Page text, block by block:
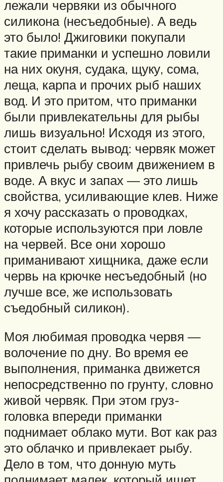
лежали червяки из обычного
силикона (несъедобные). А ведь
это было! Джиговики покупали
такие приманки и успешно ловили
на них окуня, судака, щуку, сома,
леща, карпа и прочих рыб наших
вод. И это притом, что приманки
были привлекательны для рыбы
лишь визуально! Исходя из этого,
стоит сделать вывод: червяк может
привлечь рыбу своим движением в
воде. А вкус и запах — это лишь
свойства, усиливающие клев. Ниже
я хочу рассказать о проводках,
которые используются при ловле
на червей. Все они хорошо
приманивают хищника, даже если
червь на крючке несъедобный (но
лучше все, же использовать
съедобный силикон).
Моя любимая проводка червя —
волочение по дну. Во время ее
выполнения, приманка движется
непосредственно по грунту, словно
живой червяк. При этом груз-
головка впереди приманки
поднимает облако мути. Вот как раз
это облачко и привлекает рыбу.
Дело в том, что донную муть